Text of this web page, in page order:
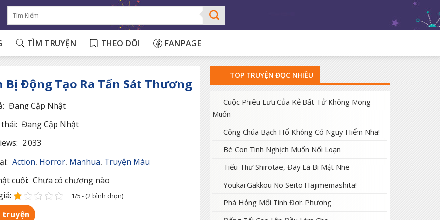
TÌM TRUYỆN THEO DÕI FANPAGE
Bị Động Tạo Ra Tấn Sát Thương
Đang Cập Nhật
Đang Cập Nhật
2.033
Action, Horror, Manhua, Truyện Màu
cuối: Chưa có chương nào
1/5 - (2 bình chọn)
truyện
TOP TRUYỆN ĐỌC NHIỀU
Cuộc Phiêu Lưu Của Kẻ Bất Tử Không Mong
Muốn
Công Chúa Bạch Hổ Không Có Nguy Hiểm Nha!
Bé Con Tinh Nghịch Muốn Nổi Loạn
Tiểu Thư Shirotae, Đây Là Bí Mật Nhé
Youkai Gakkou No Seito Hajimemashita!
Phá Hỏng Mối Tình Đơn Phương